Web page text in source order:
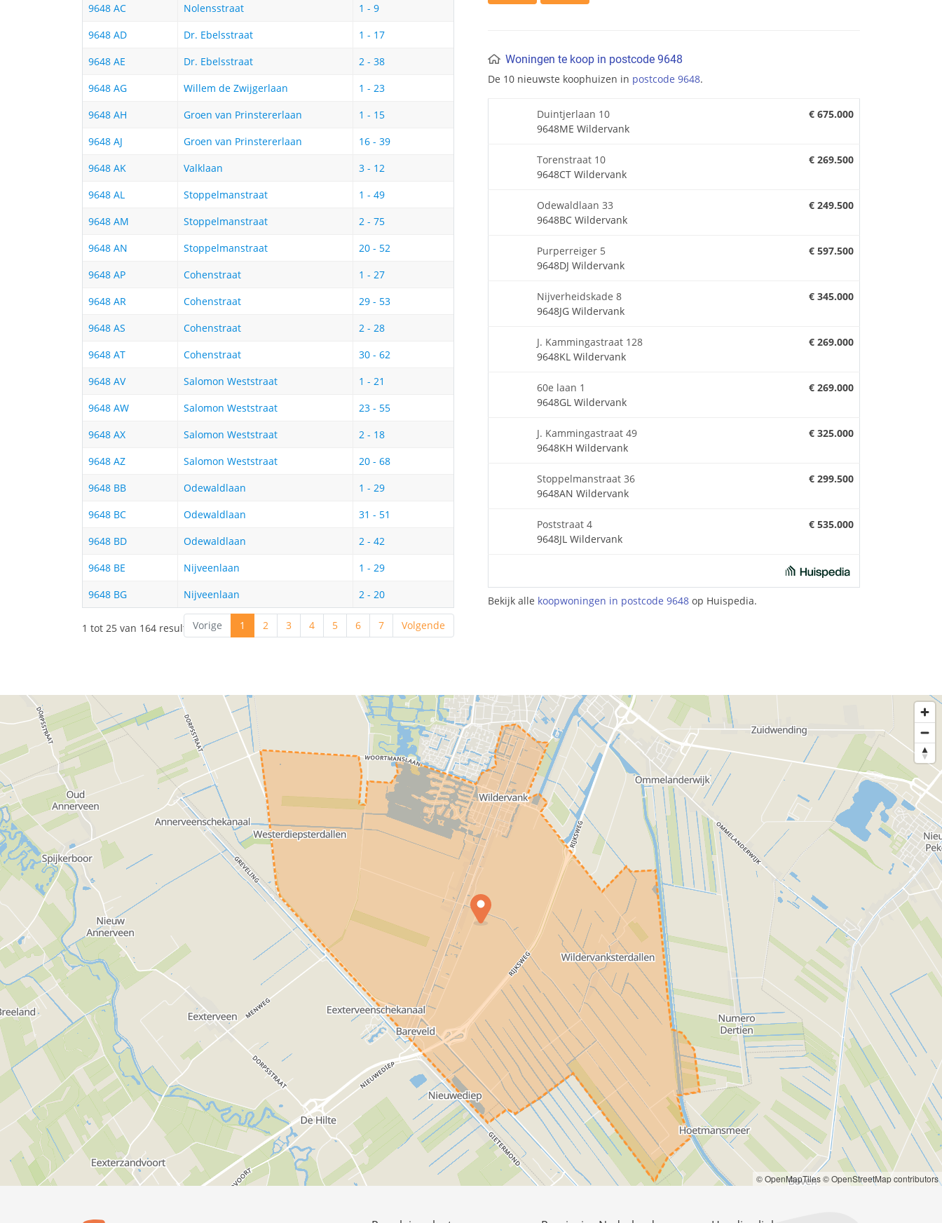
9648 AC
Nolensstraat
1 - 9
9648 AD
Dr. Ebelsstraat
1 - 17
9648 AE
Dr. Ebelsstraat
2 - 38
9648 AG
Willem de Zwijgerlaan
1 - 23
9648 AH
Groen van Prinstererlaan
1 - 15
9648 AJ
Groen van Prinstererlaan
16 - 39
9648 AK
Valklaan
3 - 12
9648 AL
Stoppelmanstraat
1 - 49
9648 AM
Stoppelmanstraat
2 - 75
9648 AN
Stoppelmanstraat
20 - 52
9648 AP
Cohenstraat
1 - 27
9648 AR
Cohenstraat
29 - 53
9648 AS
Cohenstraat
2 - 28
9648 AT
Cohenstraat
30 - 62
9648 AV
Salomon Weststraat
1 - 21
9648 AW
Salomon Weststraat
23 - 55
9648 AX
Salomon Weststraat
2 - 18
9648 AZ
Salomon Weststraat
20 - 68
9648 BB
Odewaldlaan
1 - 29
9648 BC
Odewaldlaan
31 - 51
9648 BD
Odewaldlaan
2 - 42
9648 BE
Nijveenlaan
1 - 29
9648 BG
Nijveenlaan 2 - 20
1 tot 25 van 164 resultatenVorige 1 2 3 4 5 6 7 Volgende
Woningen te koop in postcode 9648
De 10 nieuwste koophuizen in postcode 9648.
Duintjerlaan 10
9648ME Wildervank
€ 675.000
Torenstraat 10
9648CT Wildervank
€ 269.500
Odewaldlaan 33
9648BC Wildervank
€ 249.500
Purperreiger 5
9648DJ Wildervank
€ 597.500
Nijverheidskade 8
9648JG Wildervank
€ 345.000
J. Kammingastraat 128
9648KL Wildervank
€ 269.000
60e laan 1
9648GL Wildervank
€ 269.000
J. Kammingastraat 49
9648KH Wildervank
€ 325.000
Stoppelmanstraat 36
9648AN Wildervank
€ 299.500
Poststraat 4
9648JL Wildervank
€ 535.000
Bekijk alle koopwoningen in postcode 9648 op Huispedia.
© OpenMapTiles© OpenStreetMap contributors